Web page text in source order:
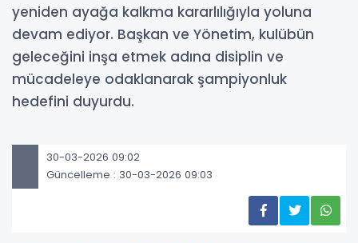
yeniden ayağa kalkma kararlılığıyla yoluna
devam ediyor. Başkan ve Yönetim, kulübün
geleceğini inşa etmek adına disiplin ve
mücadeleye odaklanarak şampiyonluk
hedefini duyurdu.
30-03-2026 09:02
Güncelleme : 30-03-2026 09:03